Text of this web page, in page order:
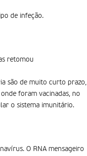
de infeção.
retomou
são de muito curto prazo,
foram vacinadas, no
o sistema imunitário.
O RNA mensageiro